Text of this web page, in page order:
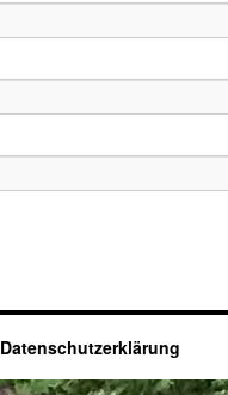
Datenschutzerklärung